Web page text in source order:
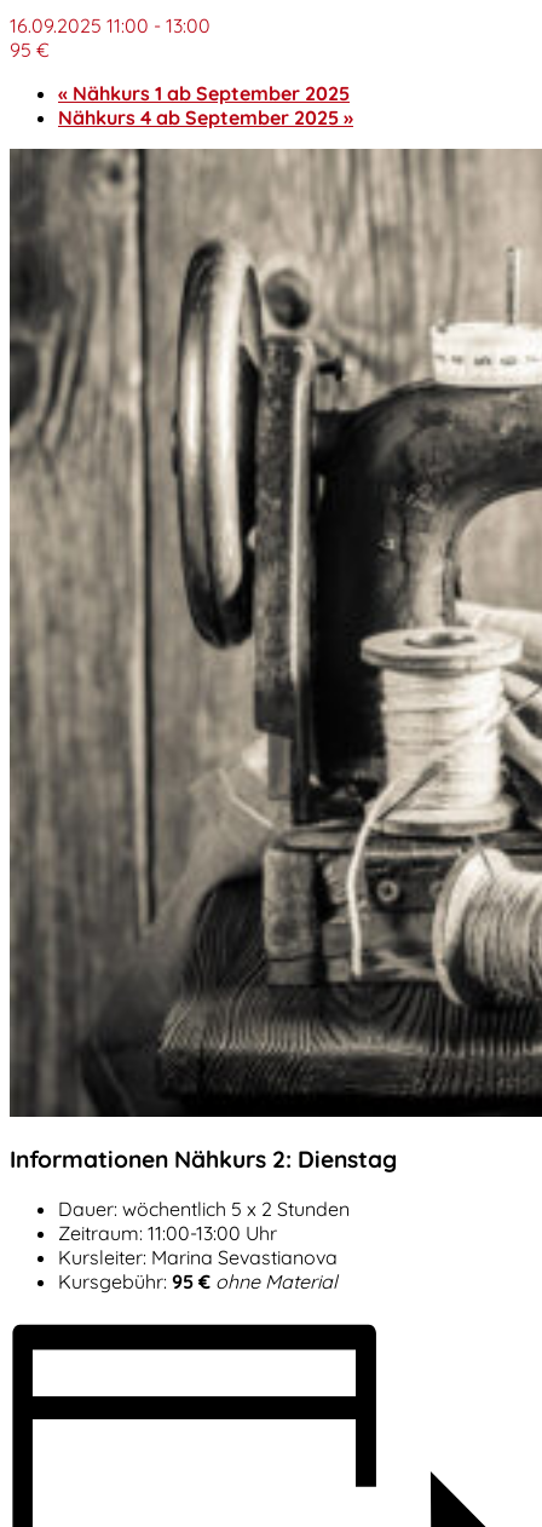
16.09.2025 11:00 - 13:00
95 €
« Nähkurs 1 ab September 2025
Nähkurs 4 ab September 2025 »
Informationen Nähkurs 2: Dienstag
Dauer: wöchentlich 5 x 2 Stunden
Zeitraum: 11:00-13:00 Uhr
Kursleiter: Marina Sevastianova
Kursgebühr: 95 € ohne Material